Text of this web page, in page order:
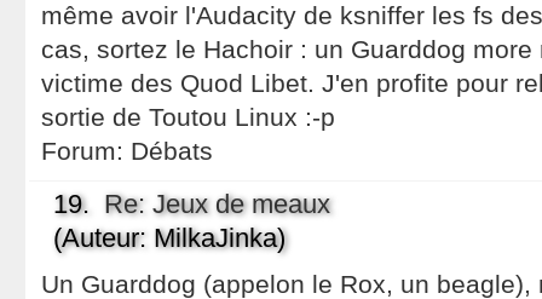
même avoir l'Audacity de ksniffer les fs
cas, sortez le Hachoir : un Guarddog
victime des Quod Libet. J'en profite pour
sortie de Toutou Linux :-p
Forum: Débats
19. Re: Jeux de meaux
(Auteur: MilkaJinka)
Un Guarddog (appelon le Rox, un